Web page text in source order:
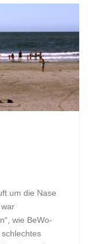
um die Nase
wie BeWo-
schlechtes